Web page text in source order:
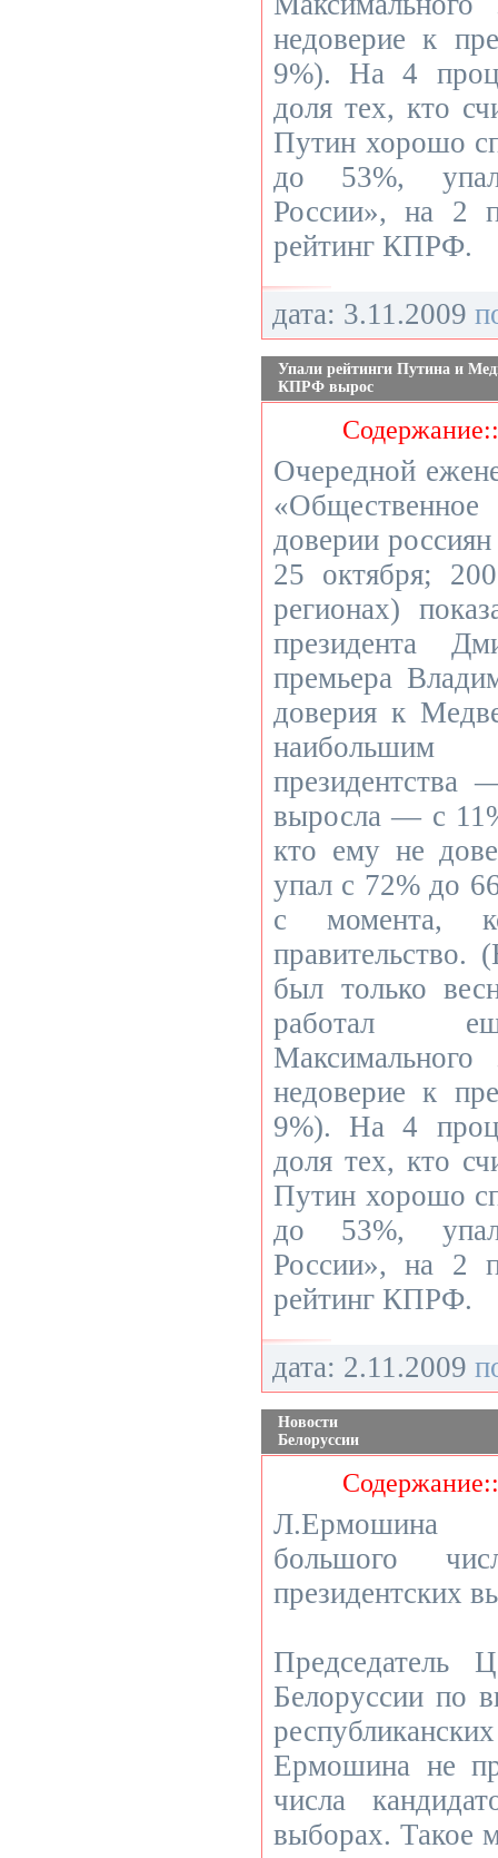
недоверие к
9%). На 4
доля тех, кто
Путин хорошо
до 53%,
России», на 2
рейтинг КПРФ.
дата: 3.11.2009
Упали рейтинги Путина и
КПРФ вырос
Очередной
доверии
25 октября;
регионах)
президента
премьера
доверия к
выросла — с
кто ему не
упал с 72% до
с момента,
правительство.
был только
работал
Максимального
недоверие к
9%). На 4
доля тех, кто
Путин хорошо
до 53%,
России», на 2
рейтинг КПРФ.
дата: 2.11.2009
Новости
Белоруссии
Л.Ермошина
большого
президентских
Председатель
Белоруссии по
Ермошина не
числа
выборах. Такое